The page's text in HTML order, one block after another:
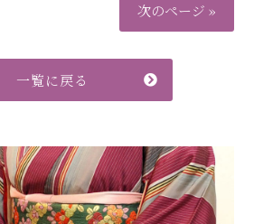
次のページ »
一覧に戻る